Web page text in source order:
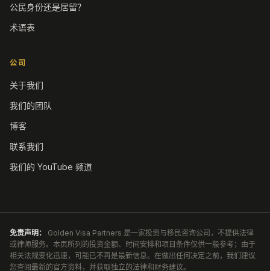
公民身份还是居留？
术语表
公司
关于我们
我们的团队
博客
联系我们
我们的 YouTube 频道
免责声明：
Golden Visa Partners 是一家投资与移民咨询公司，不提供法律
或律师服务。本页所列的投资金额、时间安排和项目条件仅供一般参考；由于
相关法规变化迅速，可能已不再是最新信息。在做出任何决定之前，我们建议
您查阅最新的官方资料，并获取独立的法律和财务建议。